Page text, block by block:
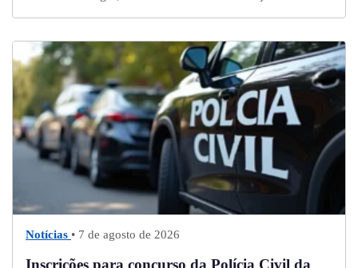
Notícias • 7 de agosto de 2026
Inscrições para concurso da Polícia Civil da